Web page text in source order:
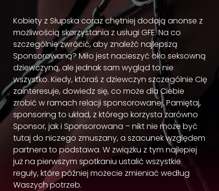
Kobiety z Słupska coraz chętniej dodają anonse z
możliwością skorzystania z usługi GFE. Na co
szczególnie zwrócić, aby znaleźć najlepszą
Sponsorowaną? Miło jest nacieszyć oko seksowną
dziewczyną, ale jednak sam wygląd to nie
wszystko. Kiedy, któraś z dziewczyn szczególnie Cię
zainteresuje, dowiedz się, co może dla Ciebie
zrobić w ramach relacji sponsorowanej. Pamiętaj,
sponsoring to układ, z którego korzysta zarówno
Sponsor, jak i Sponsorowana – nikt nie może być
tutaj do niczego zmuszany, a szacunek względem
partnera to podstawa. W związku z tym najlepiej
już na pierwszym spotkaniu ustalić wszystkie
reguły, które później możecie zmieniać według
Waszych potrzeb.